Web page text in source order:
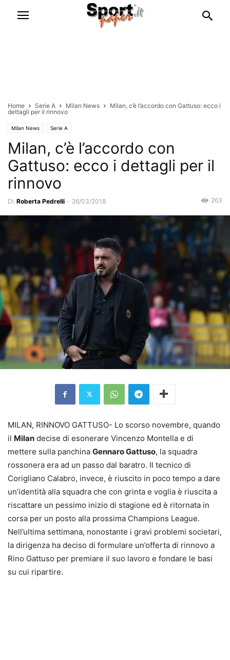
Home Serie A Milan News
Milan, c’è l’accordo con Gattuso: ecco i
dettagli per il rinnovo
Milan News Serie A
Milan, c’è l’accordo con
Gattuso: ecco i dettagli per il
rinnovo
Di Roberta Pedrelli - 26/03/2018 263
MILAN, RINNOVO GATTUSO- Lo scorso novembre, quando
il Milan decise di esonerare Vincenzo Montella e di
mettere sulla panchina Gennaro Gattuso, la squadra
rossonera era ad un passo dal baratro. Il tecnico di
Corigliano Calabro, invece, è riuscito in poco tempo a dare
un’identità alla squadra che con grinta e voglia è riuscita a
riscattare un pessimo inizio di stagione ed è ritornata in
corsa per un posto alla prossima Champions League.
Nell’ultima settimana, nonostante i gravi problemi societari,
la dirigenza ha deciso di formulare un’offerta di rinnovo a
Rino Gattuso per premiare il suo lavoro e fondare le basi
su cui ripartire.